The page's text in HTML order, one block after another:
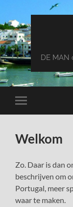
DE MAN
Toggle
mobiel
Welkom
Zo. Daar is dan
beschrijven om
Portugal, meer
waar te maken.